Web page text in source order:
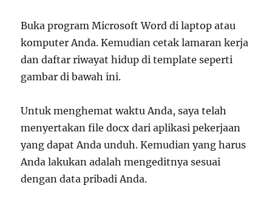
Buka program Microsoft Word di laptop atau
komputer Anda. Kemudian cetak lamaran kerja
dan daftar riwayat hidup di template seperti
gambar di bawah ini.
Untuk menghemat waktu Anda, saya telah
menyertakan file docx dari aplikasi pekerjaan
yang dapat Anda unduh. Kemudian yang harus
Anda lakukan adalah mengeditnya sesuai
dengan data pribadi Anda.